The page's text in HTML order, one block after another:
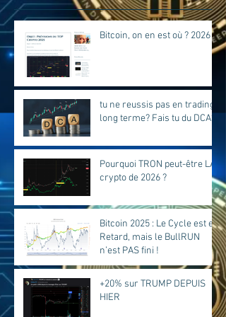
Bitcoin, on en est où ? 2026
tu ne reussis pas en trading
long terme? Fais tu du DCA?
Pourquoi TRON peut-être LA
crypto de 2026 ?
Bitcoin 2025 : Le Cycle est en
Retard, mais le BullRUN
n’est PAS fini !
+20% sur TRUMP DEPUIS
HIER